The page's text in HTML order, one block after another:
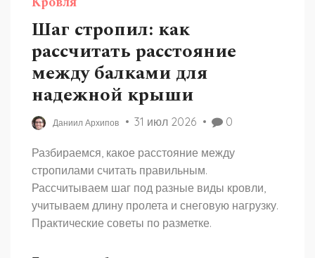
Шаг стропил: как
рассчитать расстояние
между балками для
надежной крыши
Даниил Архипов 31 июл 2026 0
Разбираемся, какое расстояние между
стропилами считать правильным.
Рассчитываем шаг под разные виды кровли,
учитываем длину пролета и снеговую нагрузку.
Практические советы по разметке.